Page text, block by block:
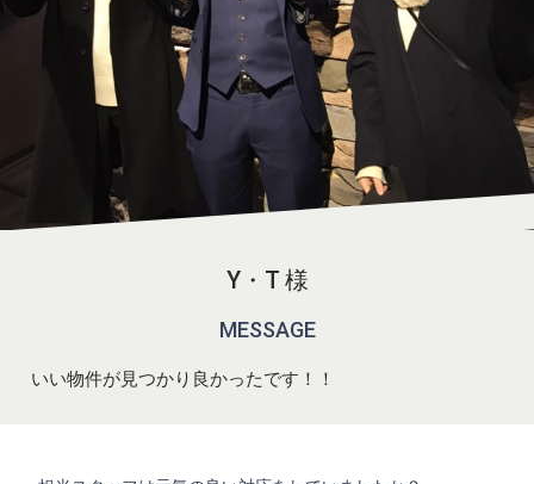
Y・T 様
MESSAGE
いい物件が見つかり良かったです！！